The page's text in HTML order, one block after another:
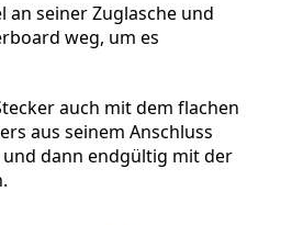
an seiner Zuglasche und
weg, um es
auch mit dem flachen
aus seinem Anschluss
dann endgültig mit der